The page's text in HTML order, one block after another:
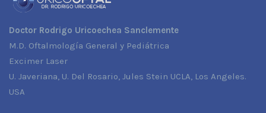
Doctor Rodrigo Uricoechea Sanclemente
M.D. Oftalmología General y Pediátrica
Excimer Laser
U. Javeriana, U. Del Rosario, Jules Stein UCLA, Los Angeles.
USA